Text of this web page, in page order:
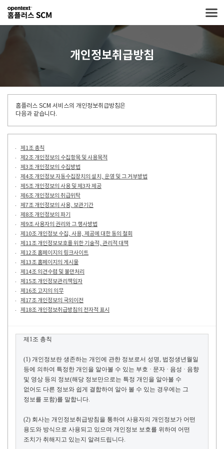
개인정보취급방침
홈플러스 SCM 서비스의 개인정보취급방침은
다음과 같습니다.
제1조 총칙
제2조 개인정보의 수집항목 및 사용목적
제3조 개인정보의 수집방법
제4조 개인정보 자동수집장치의 설치, 운영 및 그 거부방법
제5조 개인정보의 사용 및 제3자 제공
제6조 개인정보의 취급위탁
제7조 개인정보의 사용, 보관기간
제8조 개인정보의 파기
제9조 사용자의 권리와 그 행사방법
제10조 개인정보 수집, 사용, 제공에 대한 동의 철회
제11조 개인정보보호를 위한 기술적, 관리적 대책
제12조 홈페이지의 링크사이트
제13조 홈페이지의 게시물
제14조 의견수렴 및 불만처리
제15조 개인정보관리책임자
제16조 고지의 의무
제17조 개인정보의 국외이전
제18조 개인정보취급방침의 전자적 표시
제 1조 총칙
(1) 개인정보란 생존하는 개인에 관한 정보로서 성명, 법정생년월일
등에 의하여 특정한 개인을 알아볼 수 있는 부호 · 문자 · 음성 · 음향
및 영상 등의 정보(해당 정보만으로는 특정 개인을 알아볼 수
없어도 다른 정보와 쉽게 결합하여 알아 볼 수 있는 경우에는 그
정보를 포함)를 말합니다.
(2) 회사는 개인정보취급방침을 통하여 사용자의 개인정보가 어떤
용도와 방식으로 사용되고 있으며 개인정보 보호를 위하여 어떤
조치가 취해지고 있는지 알려드립니다.